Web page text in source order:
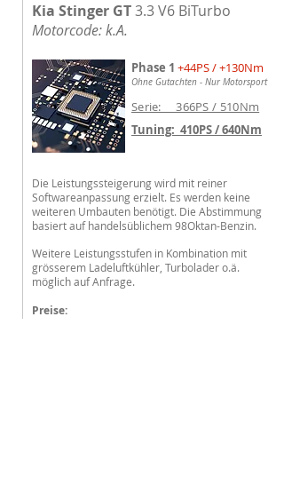
Kia Stinger GT3.3V6 BiTurbo
Motorcode: k.A.
Phase 1 +44PS / +130Nm
Ohne Gutachten - Nur Motorsport
Serie: 366PS / 510Nm
Tuning: 410PS / 640Nm
Die Leistungssteigerung wird mit reiner
Softwareanpassung erzielt. Es werden keine
weiteren Umbauten benötigt. Die Abstimmung
basiert auf handelsüblichem 98Oktan-Benzin.
Weitere Leistungsstufen in Kombination mit
grösserem Ladeluftkühler, Turbolader o.ä.
möglich auf Anfrage.
Preise: